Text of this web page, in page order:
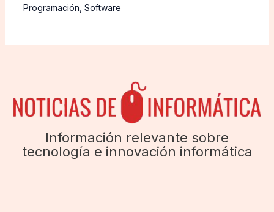
Programación Software
Información relevante sobre
tecnología e innovación informática